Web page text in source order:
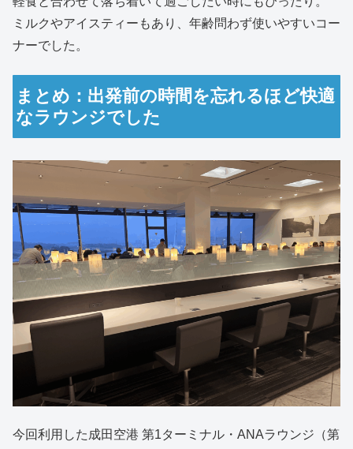
ミルクやアイスティーもあり、年齢問わず使いやすいコー
ナーでした。
まとめ：出発前の時間を忘れるほど快適
なラウンジでした
今回利用した成田空港 第1ターミナル・ANAラウンジ（第